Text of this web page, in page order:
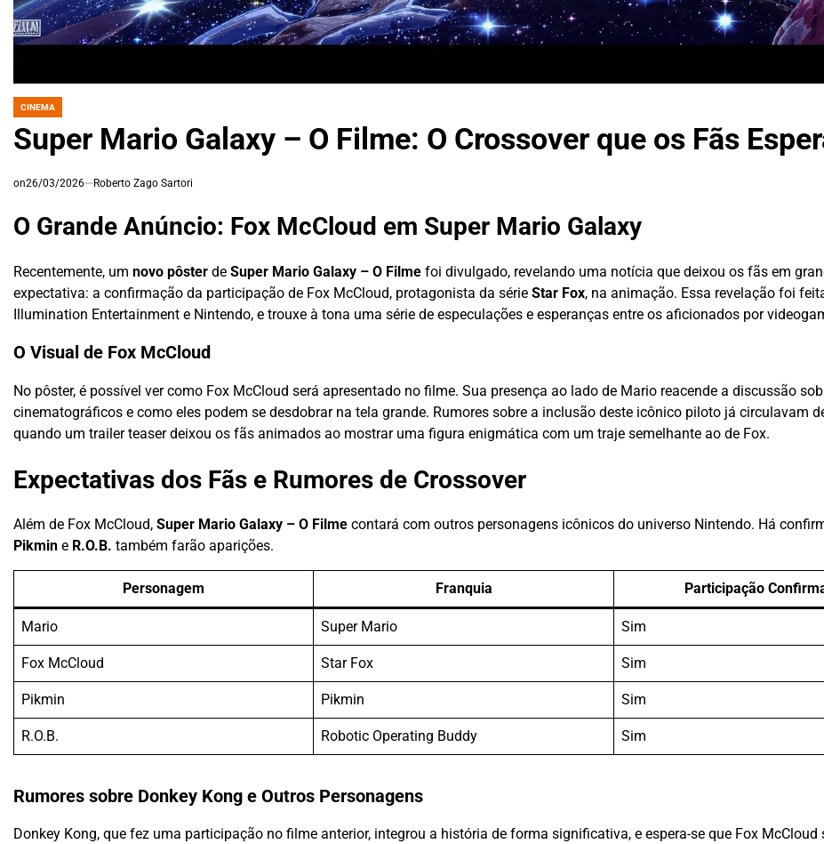
POSTED
CINEMA
Super Mario Galaxy – O Filme: O Crossover que os Fãs
on26/03/2026 Roberto Zago Sartori
O Grande Anúncio: Fox McCloud em Super Mario Galaxy
Recentemente, um novo pôster de Super Mario Galaxy – O Filme foi divulgado, revelando uma notícia que deixou os fãs em
expectativa: a confirmação da participação de Fox McCloud, protagonista da série Star Fox, na animação. Essa revelação foi
Illumination Entertainment e Nintendo, e trouxe à tona uma série de especulações e esperanças entre os aficionados por
O Visual de Fox McCloud
No pôster, é possível ver como Fox McCloud será apresentado no filme. Sua presença ao lado de Mario reacende a discussão
cinematográficos e como eles podem se desdobrar na tela grande. Rumores sobre a inclusão deste icônico piloto já circulavam
quando um trailer teaser deixou os fãs animados ao mostrar uma figura enigmática com um traje semelhante ao de Fox.
Expectativas dos Fãs e Rumores de Crossover
Além de Fox McCloud, Super Mario Galaxy – O Filme contará com outros personagens icônicos do universo Nintendo. Há
Pikmin e R.O.B. também farão aparições.
Personagem Franquia Participação
Mario Super Mario Sim
Fox McCloud Star Fox Sim
Pikmin Pikmin Sim
R.O.B. Robotic Operating Buddy Sim
Rumores sobre Donkey Kong e Outros Personagens
Donkey Kong, que fez uma participação no filme anterior, integrou a história de forma significativa, e espera-se que Fox McCloud